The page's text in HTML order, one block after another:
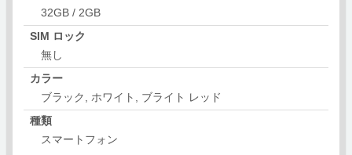
32GB / 2GB
SIM ロック
無し
カラー
ブラック, ホワイト, ブライト レッド
種類
スマートフォン